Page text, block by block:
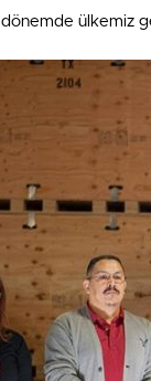
dönemde ülkemiz